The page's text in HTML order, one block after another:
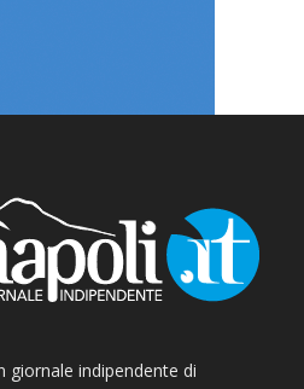
giornale indipendente di